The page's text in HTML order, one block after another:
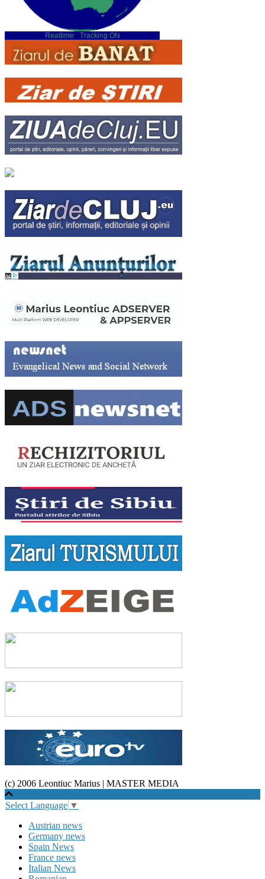
Realtime - Tracking ON
(c) 2006 Leontiuc Marius | MASTER MEDIA
Select Language ▼
Austrian news
Germany news
Spain News
France news
Italian News